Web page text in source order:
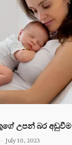
උපන් බර අඩුවීම
- July 10, 2023